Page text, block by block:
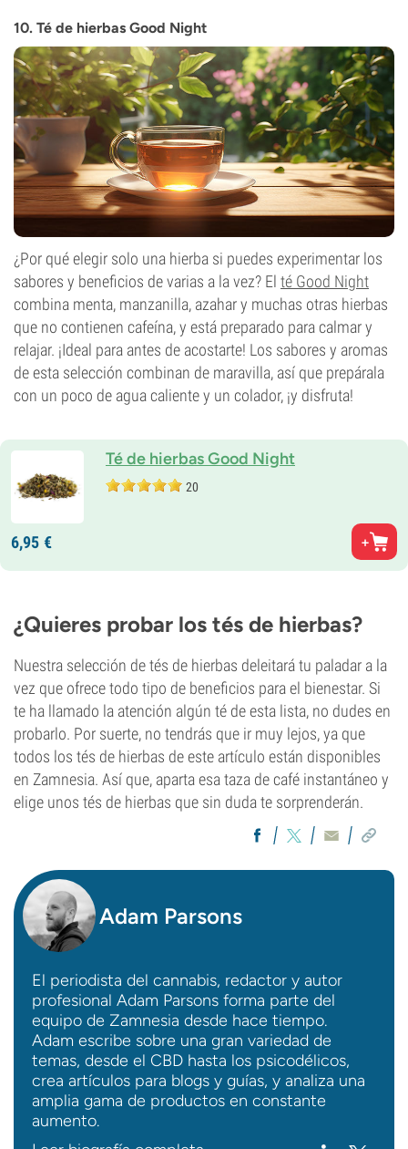
10. Té de hierbas Good Night
¿Por qué elegir solo una hierba si puedes experimentar los
sabores y beneficios de varias a la vez? El té Good Night
combina menta, manzanilla, azahar y muchas otras hierbas
que no contienen cafeína, y está preparado para calmar y
relajar. ¡Ideal para antes de acostarte! Los sabores y aromas
de esta selección combinan de maravilla, así que prepárala
con un poco de agua caliente y un colador, ¡y disfruta!
Té de hierbas Good Night
20
6,95 €
¿Quieres probar los tés de hierbas?
Nuestra selección de tés de hierbas deleitará tu paladar a la
vez que ofrece todo tipo de beneficios para el bienestar. Si
te ha llamado la atención algún té de esta lista, no dudes en
probarlo. Por suerte, no tendrás que ir muy lejos, ya que
todos los tés de hierbas de este artículo están disponibles
en Zamnesia. Así que, aparta esa taza de café instantáneo y
elige unos tés de hierbas que sin duda te sorprenderán.
Adam Parsons
El periodista del cannabis, redactor y autor
profesional Adam Parsons forma parte del
equipo de Zamnesia desde hace tiempo.
Adam escribe sobre una gran variedad de
temas, desde el CBD hasta los psicodélicos,
crea artículos para blogs y guías, y analiza una
amplia gama de productos en constante
aumento.